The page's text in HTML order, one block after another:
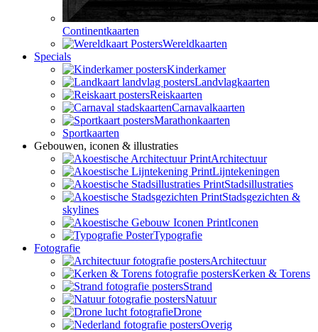
Continentkaarten
Wereldkaarten
Specials
Kinderkamer
Landvlagkaarten
Reiskaarten
Carnavalkaarten
Marathonkaarten
Sportkaarten
Gebouwen, iconen & illustraties
Architectuur
Lijntekeningen
Stadsillustraties
Stadsgezichten &
skylines
Iconen
Typografie
Fotografie
Architectuur
Kerken & Torens
Strand
Natuur
Drone
Overig